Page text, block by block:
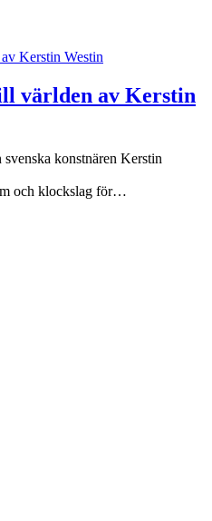
världen av Kerstin
konstnären Kerstin
och klockslag för…